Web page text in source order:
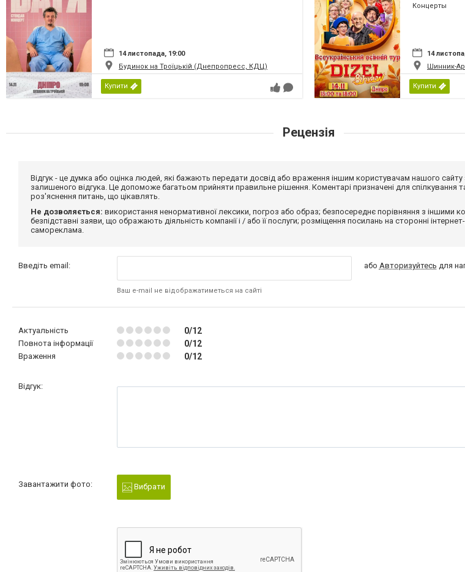
14 листопада, 19:00
Будинок на Троїцькій (Днепропресс, КДЦ)
Купити
Концерты
14
Шинник-
Купити
Рецензія
Відгук - це думка або оцінка людей, які бажають передати досвід або враження іншим користувачам нашого
залишеного відгука. Це допоможе багатьом прийняти правильне рішення. Коментарі призначені для спілкування
роз'яснення питань, що цікавлять.
Не дозволяється: використання ненормативної лексики, погроз або образ; безпосереднє порівняння з іншими
безпідставні заяви, що ображають діяльність компанії і / або її послуги; розміщення посилань на сторонні
самореклама.
Введіть email:
Ваш e-mail не відображатиметься на сайті
або Авторизуйтесь для
Актуальність 0/12
Повнота інформації 0/12
Враження 0/12
Відгук:
Завантажити фото: Вибрати